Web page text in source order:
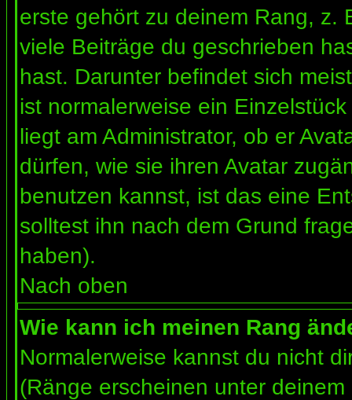
erste gehört zu deinem Rang, z.
viele Beiträge du geschrieben
hast. Darunter befindet sich
ist normalerweise ein
liegt am Administrator, ob er
dürfen, wie sie ihren Avatar
benutzen kannst, ist das eine
solltest ihn nach dem Grund
haben).
Nach oben
Wie kann ich meinen Rang
Normalerweise kannst du nicht
(Ränge erscheinen unter